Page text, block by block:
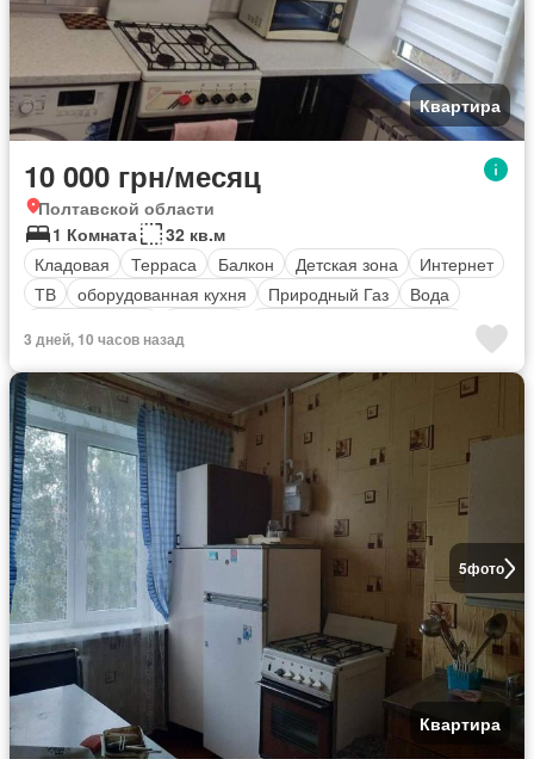
Квартира
10 000 грн/месяц
Полтавской области
1 Комната
32 кв.м
Кладовая
Терраса Балкон Детская зона
Интернет
ТВ
оборудованная кухня Природный Газ
Вода
3 дней, 10 часов назад
5фото
Квартира